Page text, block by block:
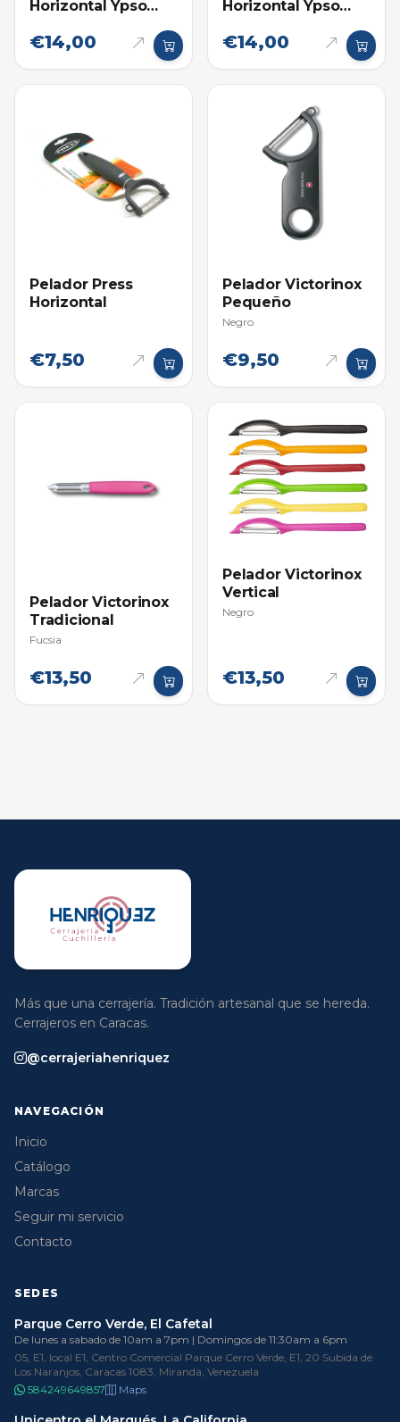
Horizontal Ypso
€14,00
Horizontal Ypso
€14,00
Pelador Press
Horizontal
€7,50
Pelador Victorinox
Pequeño
Negro
€9,50
Pelador Victorinox
Tradicional
Fucsia
€13,50
Pelador Victorinox
Vertical
Negro
€13,50
Más que una cerrajería. Tradición artesanal que se hereda.
Cerrajeros en Caracas.
@cerrajeriahenriquez
NAVEGACIÓN
Inicio
Catálogo
Marcas
Seguir mi servicio
Contacto
SEDES
Parque Cerro Verde, El Cafetal
De lunes a sabado de 10am a 7pm | Domingos de 11:30am a 6pm
05, E1, local E1, Centro Comercial Parque Cerro Verde, E1, 20 Subida de
Los Naranjos, Caracas 1083, Miranda, Venezuela
584249649857
Maps